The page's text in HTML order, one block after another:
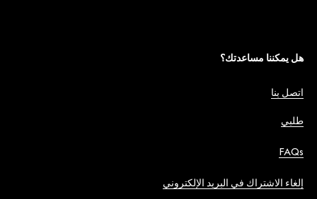
هل يمكننا مساعدتك؟
اتصل بنا
طلبي
FAQs
إلغاء الاشتراك في البريد الإلكتروني